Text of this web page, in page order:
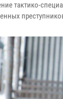
тактико-